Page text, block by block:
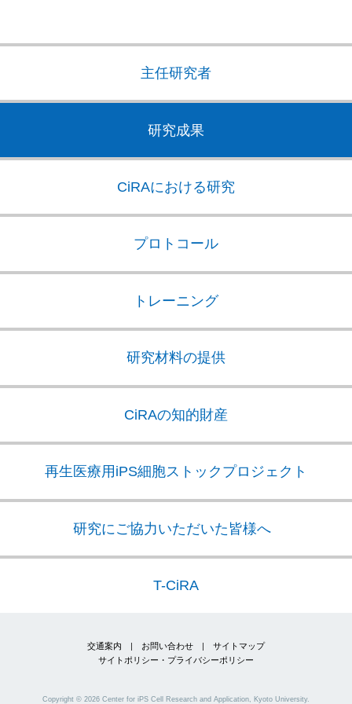
主任研究者
研究成果
CiRAにおける研究
プロトコール
トレーニング
研究材料の提供
CiRAの知的財産
再生医療用iPS細胞ストックプロジェクト
研究にご協力いただいた皆様へ
T-CiRA
交通案内 | お問い合わせ | サイトマップ
サイトポリシー・プライバシーポリシー
Copyright © 2026 Center for iPS Cell Research and Application, Kyoto University.